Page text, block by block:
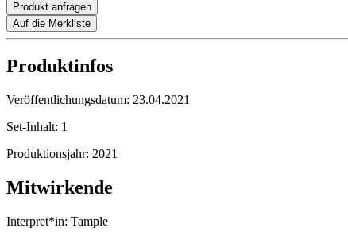
Produkt anfragen
Auf die Merkliste
Produktinfos
Veröffentlichungsdatum: 23.04.2021
Set-Inhalt: 1
Produktionsjahr: 2021
Mitwirkende
Interpret*in: Tample